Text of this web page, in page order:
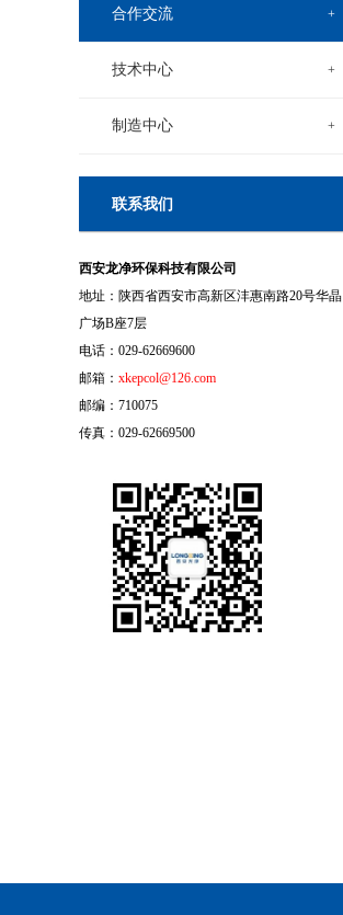
合作交流 +
技术中心 +
制造中心 +
联系我们
西安龙净环保科技有限公司
地址：陕西省西安市高新区沣惠南路20号华晶
广场B座7层
电话：029-62669600
邮箱： xkepcol@126.com
邮编：710075
传真：029-62669500